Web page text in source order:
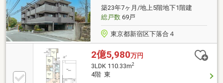
築23年7ヶ月/地上5階地下1階建
総戸数69戸
東京都新宿区下落合４
2億5,980万円
3LDK 110.33m2
4階 東